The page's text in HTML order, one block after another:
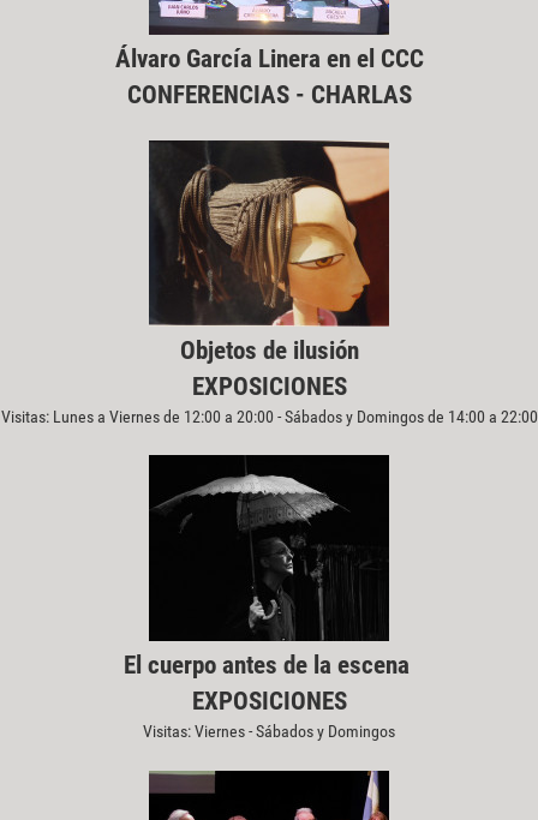
Álvaro García Linera en el CCC
CONFERENCIAS - CHARLAS
Objetos de ilusión
EXPOSICIONES
Visitas: Lunes a Viernes de 12:00 a 20:00 - Sábados y Domingos de 14:00 a 22:00
El cuerpo antes de la escena
EXPOSICIONES
Visitas: Viernes - Sábados y Domingos